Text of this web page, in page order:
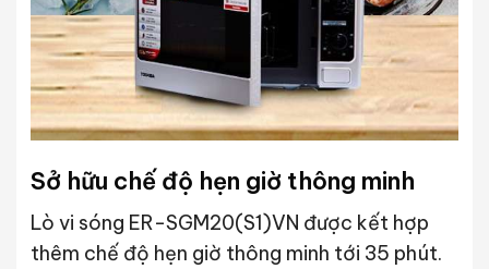
Sở hữu chế độ hẹn giờ thông minh
Lò vi sóng ER-SGM20(S1)VN được kết hợp
thêm chế độ hẹn giờ thông minh tới 35 phút.